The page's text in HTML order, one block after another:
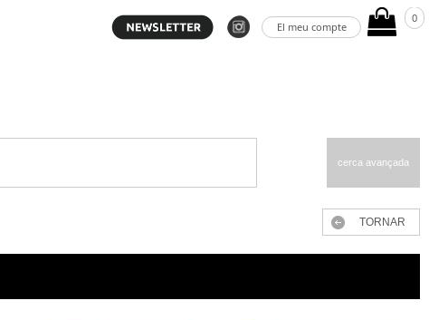
El meu compte
0
cerca avançada
TORNAR